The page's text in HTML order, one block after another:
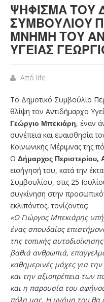
ΨΉΦΙΣΜΑ ΤΟΥ
ΣΥΜΒΟΥΛΊΟΥ
ΜΝΉΜΗ ΤΟΥ
ΥΓΕΊΑΣ
Από life
Το Δημοτικό Συμβούλιο
θλίψη τον Αντιδήμαρχο
Γεώργιο Μπεκιάρη, έναν
συνέπεια και ευαισθησία
Κοινωνικής Μέριμνας της
Ο Δήμαρχος Περιστερίου,
εισήγησή του, κατά την
Συμβουλίου, στις 25
συγκίνηση στην
εκλιπόντος, τονίζοντας:
«Ο Γιώργος Μπεκιάρης
ένας σπουδαίος
της τοπικής
βαθιά ανθρωπιά,
καθημερινές μάχες για
και την αξιοπρέπεια των
και η παρουσία του
πόλη μας. Η μνήμη του θα